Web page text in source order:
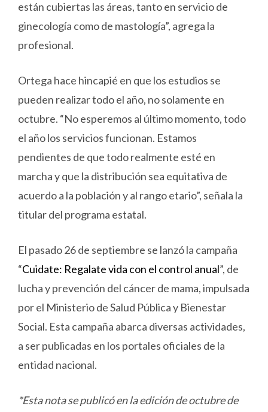
están cubiertas las áreas, tanto en servicio de
ginecología como de mastología”, agrega la
profesional.
Ortega hace hincapié en que los estudios se
pueden realizar todo el año, no solamente en
octubre. “No esperemos al último momento, todo
el año los servicios funcionan. Estamos
pendientes de que todo realmente esté en
marcha y que la distribución sea equitativa de
acuerdo a la población y al rango etario”, señala la
titular del programa estatal.
El pasado 26 de septiembre se lanzó la campaña
“Cuidate: Regalate vida con el control anual”, de
lucha y prevención del cáncer de mama, impulsada
por el Ministerio de Salud Pública y Bienestar
Social. Esta campaña abarca diversas actividades,
a ser publicadas en los portales oficiales de la
entidad nacional.
*Esta nota se publicó en la edición de octubre de